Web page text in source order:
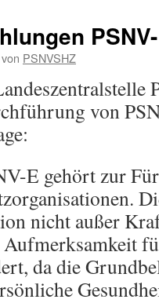
von PSNVSHZ
von
E gehört zur
nicht außer
da die